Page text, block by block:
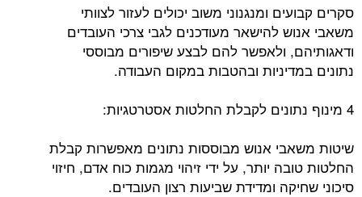
סקרים קבועים ומנגנוני משוב יכולים לעזור לצוותי
משאבי אנוש להישאר מעודכנים לגבי צרכי העובדים
ודאגותיהם, ולאפשר להם לבצע שיפורים מבוססי
נתונים במדיניות ובהטבות במקום העבודה.
4 מינוף נתונים לקבלת החלטות אסטרטגיות:
שיטות משאבי אנוש מבוססות נתונים מאפשרות קבלת
החלטות טובה יותר, על ידי זיהוי מגמות כוח אדם, חיזוי
סיכוני שחיקה ומדידת שביעות רצון העובדים.